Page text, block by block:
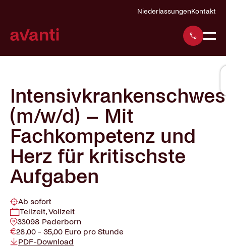
NiederlassungenKontakt
(m/w/d) – Mit
Fachkompetenz und
Herz für kritischste
Aufgaben
Ab sofort
Teilzeit, Vollzeit
33098 Paderborn
28,00 - 35,00 Euro pro Stunde
PDF-Download